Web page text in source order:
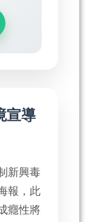
宣導
新興毒
報，此
癮性將